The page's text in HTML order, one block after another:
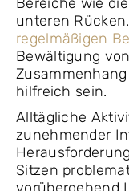
unteren
regelmäßigen
Bewältigung
hilfreich sein.
Alltägliche
zunehmender
Sitzen